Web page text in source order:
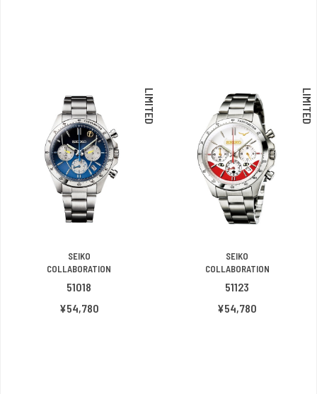
LIMITED
SEIKO
COLLABORATION
51018
¥54,780
LIMITED
SEIKO
COLLABORATION
51123
¥54,780